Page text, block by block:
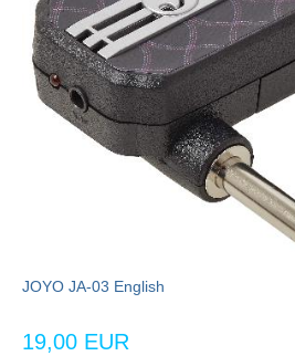
JOYO JA-03 English
19,00 EUR